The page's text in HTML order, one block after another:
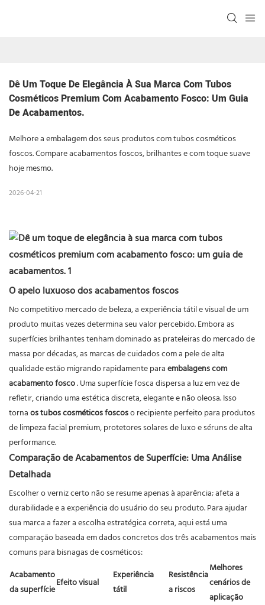
Dê Um Toque De Elegância À Sua Marca Com Tubos
Cosméticos Premium Com Acabamento Fosco: Um Guia
De Acabamentos.
Melhore a embalagem dos seus produtos com tubos cosméticos
foscos. Compare acabamentos foscos, brilhantes e com toque suave
hoje mesmo.
2026-04-21
O apelo luxuoso dos acabamentos foscos
No competitivo mercado de beleza, a experiência tátil e visual de um
produto muitas vezes determina seu valor percebido. Embora as
superfícies brilhantes tenham dominado as prateleiras do mercado de
massa por décadas, as marcas de cuidados com a pele de alta
qualidade estão migrando rapidamente paraembalagens com
acabamento fosco. Uma superfície fosca dispersa a luz em vez de
refletir, criando uma estética discreta, elegante e não oleosa. Isso
tornaos tubos cosméticos foscoso recipiente perfeito para produtos
de limpeza facial premium, protetores solares de luxo e séruns de alta
performance.
Comparação de Acabamentos de Superfície: Uma Análise
Detalhada
Escolher o verniz certo não se resume apenas à aparência; afeta a
durabilidade e a experiência do usuário do seu produto. Para ajudar
sua marca a fazer a escolha estratégica correta, aqui está uma
comparação baseada em dados concretos dos três acabamentos mais
comuns para bisnagas de cosméticos:
Acabamento
da superfície
Efeito visual
Experiência
tátil
Resistência
a riscos
Melhores
cenários de
aplicação